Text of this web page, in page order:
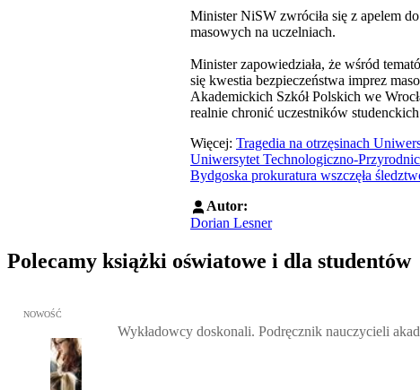
Minister NiSW zwróciła się z apelem
masowych na uczelniach.
Minister zapowiedziała, że wśród
się kwestia bezpieczeństwa imprez
Akademickich Szkół Polskich we
realnie chronić uczestników
Więcej: Tragedia na otrzęsinach
Uniwersytet Technologiczno-
Bydgoska prokuratura wszczęła
Autor:
Dorian Lesner
Polecamy książki oświatowe i dla studentów
Przejdź do: Wykładowcy doskonali. Podręcznik nauczycieli
NOWOŚĆ
Wykładowcy doskonali. Podręcznik nauczycieli